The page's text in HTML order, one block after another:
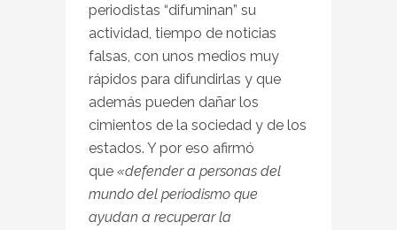
periodistas “difuminan” su
actividad, tiempo de noticias
falsas, con unos medios muy
rápidos para difundirlas y que
además pueden dañar los
cimientos de la sociedad y de los
estados. Y por eso afirmó
que «defender a personas del
mundo del periodismo que
ayudan a recuperar la